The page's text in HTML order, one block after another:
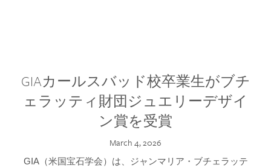
GIAカールスバッド校卒業生がブチ
ェラッティ財団ジュエリーデザイ
ン賞を受賞
March 4, 2026
GIA（米国宝石学会）は、ジャンマリア・ブチェラッテ